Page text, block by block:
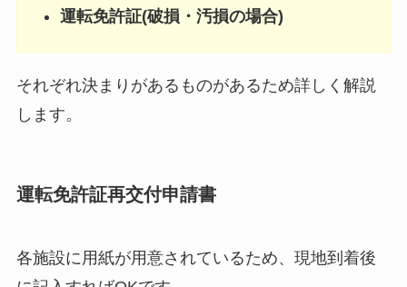
運転免許証(破損・汚損の場合)
それぞれ決まりがあるものがあるため詳しく解説
します。
運転免許証再交付申請書
各施設に用紙が用意されているため、現地到着後